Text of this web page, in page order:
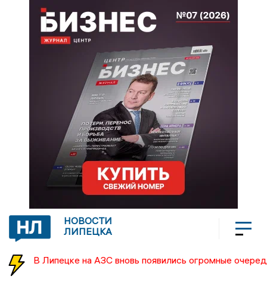
НОВОСТИ
ЛИПЕЦКА
В Липецке на АЗС вновь появились огромные